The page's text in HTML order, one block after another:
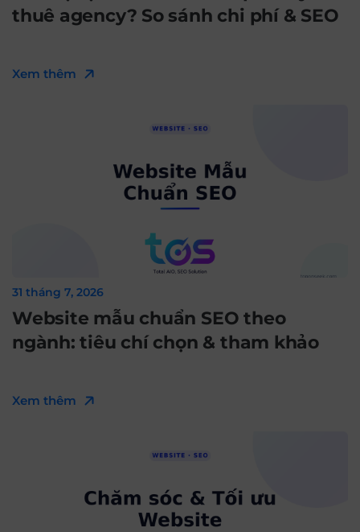
thuê agency? So sánh chi phí & SEO
Xem thêm
31 tháng 7, 2026
Website mẫu chuẩn SEO theo
ngành: tiêu chí chọn & tham khảo
Xem thêm